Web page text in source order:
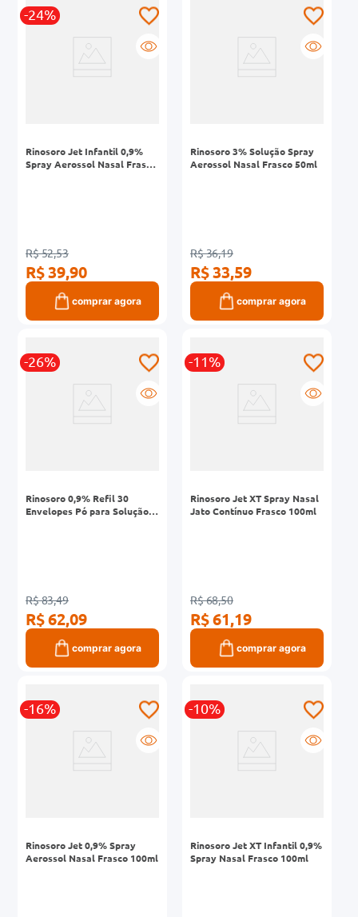
-24%
Rinosoro Jet Infantil 0,9%
Spray Aerossol Nasal Frasco
R$ 52,53
R$ 39,90
comprar agora
Rinosoro 3% Solução Spray
Aerossol Nasal Frasco 50ml
R$ 36,19
R$ 33,59
comprar agora
-26%
Rinosoro 0,9% Refil 30
Envelopes Pó para Solução
R$ 83,49
R$ 62,09
comprar agora
-11%
Rinosoro Jet XT Spray Nasal
Jato Contínuo Frasco 100ml
R$ 68,50
R$ 61,19
comprar agora
-16%
Rinosoro Jet 0,9% Spray
Aerossol Nasal Frasco 100ml
-10%
Rinosoro Jet XT Infantil 0,9%
Spray Nasal Frasco 100ml